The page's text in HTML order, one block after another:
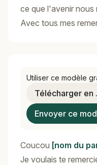
ce que l'avenir nous
Avec tous mes
Utiliser ce modèle
Télécharger en
Envoyer ce
Coucou [nom du
Je voulais te